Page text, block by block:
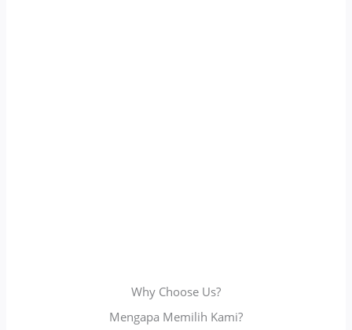
Why Choose Us?
Mengapa Memilih Kami?